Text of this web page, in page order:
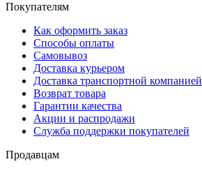
Покупателям
Как оформить заказ
Способы оплаты
Самовывоз
Доставка курьером
Доставка транспортной компанией
Возврат товара
Гарантии качества
Акции и распродажи
Служба поддержки покупателей
Продавцам